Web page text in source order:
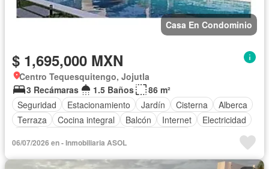
Casa En Condominio
$ 1,695,000 MXN
Centro Tequesquitengo, Jojutla
3 Recámaras
1.5 Baños
86 m²
Seguridad
Estacionamiento Jardín Cisterna
Alberca
Terraza
Cocina integral Balcón Internet
Electricidad
Vista panorámica
Caseta de vigilancia
06/07/2026 en - Inmobiliaria ASOL